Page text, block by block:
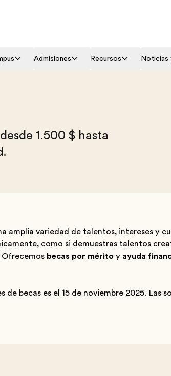
Admisiones Recursos Noticias
1.500 $ hasta
amplia variedad de talentos, intereses y
como si demuestras talentos
becas por mérito y ayuda
becas es el 15 de noviembre 2025. Las